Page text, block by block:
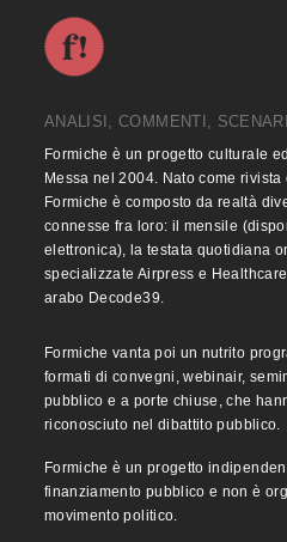
ANALISI, COMMENTI, SCENARI
Formiche è un progetto culturale
Messa nel 2004. Nato come
Formiche è composto da realtà
connesse fra loro: il mensile
elettronica), la testata quotidiana
specializzate Airpress e
arabo Decode39.
Formiche vanta poi un nutrito
formati di convegni, webinair,
pubblico e a porte chiuse, che
riconosciuto nel dibattito pubblico.
Formiche è un progetto
finanziamento pubblico e non è
movimento politico.